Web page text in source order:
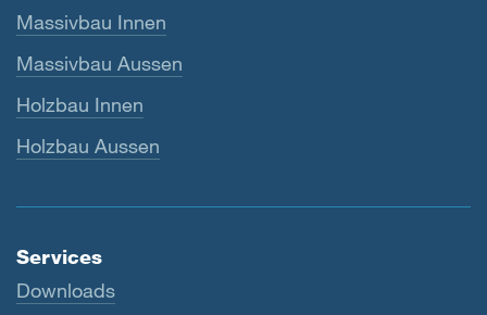
Massivbau Innen
Massivbau Aussen
Holzbau Innen
Holzbau Aussen
Services
Downloads